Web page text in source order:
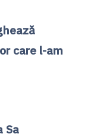
care l-am
Sa